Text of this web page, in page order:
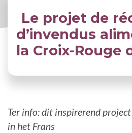
Le projet de
d’invendus
la Croix-Rouge
Ter info: dit inspirerend
in het Frans